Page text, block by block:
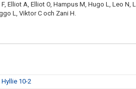
Elliot A, Elliot O, Hampus M, Hugo L, Leo N,
L, Viktor C och Zani H.
10-2